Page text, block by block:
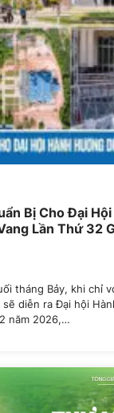
Bị Cho Đại
Lần Thứ 32
tháng Bảy, khi chỉ
diễn ra Đại hội
năm 2026,…